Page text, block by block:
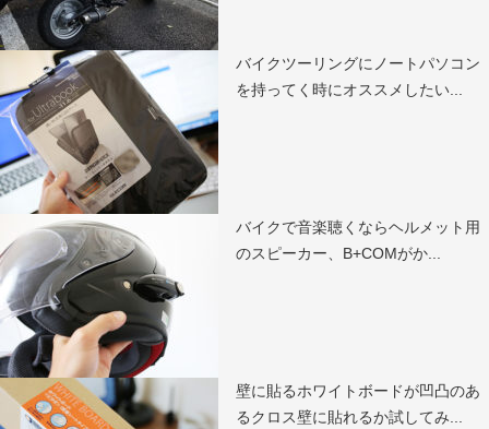
バイクツーリングにノートパソコン
を持ってく時にオススメしたい...
バイクで音楽聴くならヘルメット用
のスピーカー、B+COMがか...
壁に貼るホワイトボードが凹凸のあ
るクロス壁に貼れるか試してみ...